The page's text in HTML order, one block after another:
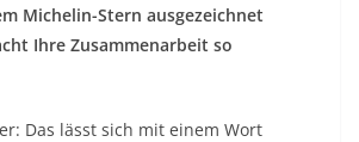
Michelin-Stern ausgezeichnet
Ihre Zusammenarbeit so
Das lässt sich mit einem Wort